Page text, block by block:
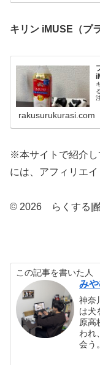
キリン iMUSE（プ
rakusurukurasi.com
※本サイトで紹介し
には、アフィリエ
© 2026 らくする|
この記事を書いた人
み
神奈
は犬
原高
われ
会う。